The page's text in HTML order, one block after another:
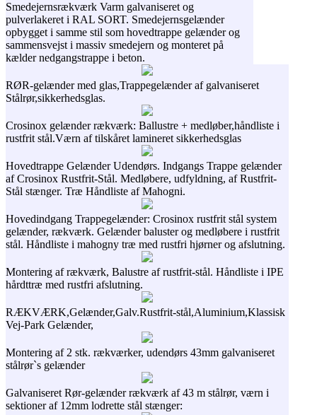
Smedejernsrækværk Varm galvaniseret og
pulverlakeret i RAL SORT. Smedejernsgelænder
opbygget i samme stil som hovedtrappe gelænder og
sammensvejst i massiv smedejern og monteret på
kælder nedgangstrappe i beton.
RØR-gelænder med glas,Trappegelænder af galvaniseret
Stålrør,sikkerhedsglas.
Crosinox gelænder rækværk: Ballustre + medløber,håndliste i
rustfrit stål.Værn af tilskåret lamineret sikkerhedsglas
Hovedtrappe Gelænder Udendørs. Indgangs Trappe gelænder
af Crosinox Rustfrit-Stål. Medløbere, udfyldning, af Rustfrit-
Stål stænger. Træ Håndliste af Mahogni.
Hovedindgang Trappegelænder: Crosinox rustfrit stål system
gelænder, rækværk. Gelænder baluster og medløbere i rustfrit
stål. Håndliste i mahogny træ med rustfri hjørner og afslutning.
Montering af rækværk, Balustre af rustfrit-stål. Håndliste i IPE
hårdttræ med rustfri afslutning.
RÆKVÆRK,Gelænder,Galv.Rustfrit-stål,Aluminium,Klassisk
Vej-Park Gelænder,
Montering af 2 stk. rækværker, udendørs 43mm galvaniseret
stålrør`s gelænder
Galvaniseret Rør-gelænder rækværk af 43 m stålrør, værn i
sektioner af 12mm lodrette stål stænger: